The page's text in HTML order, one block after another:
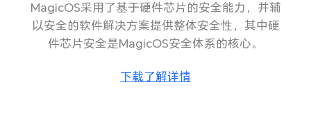
MagicOS采用了基于硬件芯片的安全能力，并辅
以安全的软件解决方案提供整体安全性，其中硬
件芯片安全是MagicOS安全体系的核心。
下载了解详情